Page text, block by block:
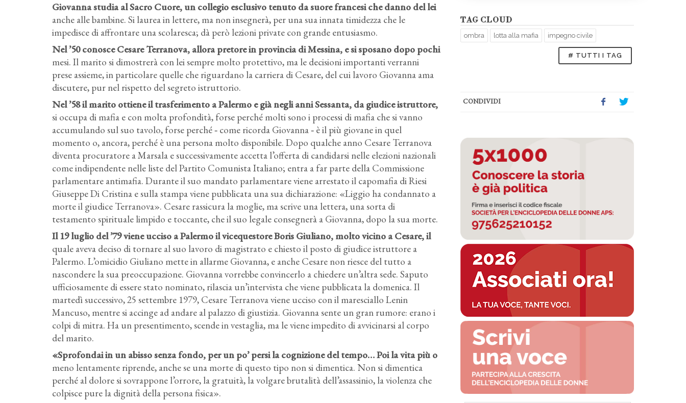
TAG CLOUD
ombra lotta alla mafia impegno civile
# TUTTI I TAG
CONDIVIDI
Giovanna studia al Sacro Cuore, un collegio esclusivo tenuto da suore francesi che danno del lei
anche alle bambine. Si laurea in lettere, ma non insegnerà, per una sua innata timidezza che le
impedisce di affrontare una scolaresca; dà però lezioni private con grande entusiasmo.
Nel ’50 conosce Cesare Terranova, allora pretore in provincia di Messina, e si sposano dopo pochi
mesi. Il marito si dimostrerà con lei sempre molto protettivo, ma le decisioni importanti verranni
prese assieme, in particolare quelle che riguardano la carriera di Cesare, del cui lavoro Giovanna ama
discutere, pur nel rispetto del segreto istruttorio.
Nel ’58 il marito ottiene il trasferimento a Palermo e già negli anni Sessanta, da giudice istruttore,
si occupa di mafia e con molta profondità, forse perché molti sono i processi di mafia che si vanno
accumulando sul suo tavolo, forse perché ‑ come ricorda Giovanna ‑ è il più giovane in quel
momento o, ancora, perché è una persona molto disponibile. Dopo qualche anno Cesare Terranova
diventa procuratore a Marsala e successivamente accetta l’offerta di candidarsi nelle elezioni nazionali
come indipendente nelle liste del Partito Comunista Italiano; entra a far parte della Commissione
parlamentare antimafia. Durante il suo mandato parlamentare viene arrestato il capomafia di Riesi
Giuseppe Di Cristina e sulla stampa viene pubblicata una sua dichiarazione: «Liggio ha condannato a
morte il giudice Terranova». Cesare rassicura la moglie, ma scrive una lettera, una sorta di
testamento spirituale limpido e toccante, che il suo legale consegnerà a Giovanna, dopo la sua morte.
Il 19 luglio del ’79 viene ucciso a Palermo il vicequestore Boris Giuliano, molto vicino a Cesare, il
quale aveva deciso di tornare al suo lavoro di magistrato e chiesto il posto di giudice istruttore a
Palermo. L’omicidio Giuliano mette in allarme Giovanna, e anche Cesare non riesce del tutto a
nascondere la sua preoccupazione. Giovanna vorrebbe convincerlo a chiedere un’altra sede. Saputo
ufficiosamente di essere stato nominato, rilascia un’intervista che viene pubblicata la domenica. Il
martedì successivo, 25 settembre 1979, Cesare Terranova viene ucciso con il maresciallo Lenin
Mancuso, mentre si accinge ad andare al palazzo di giustizia. Giovanna sente un gran rumore: erano i
colpi di mitra. Ha un presentimento, scende in vestaglia, ma le viene impedito di avvicinarsi al corpo
del marito.
«Sprofondai in un abisso senza fondo, per un po’ persi la cognizione del tempo… Poi la vita più o
meno lentamente riprende, anche se una morte di questo tipo non si dimentica. Non si dimentica
perché al dolore si sovrappone l’orrore, la gratuità, la volgare brutalità dell’assassinio, la violenza che
colpisce pure la dignità della persona fisica».